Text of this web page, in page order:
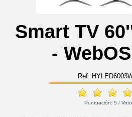
Smart TV
-
Ref:
Puntuación: 5 /